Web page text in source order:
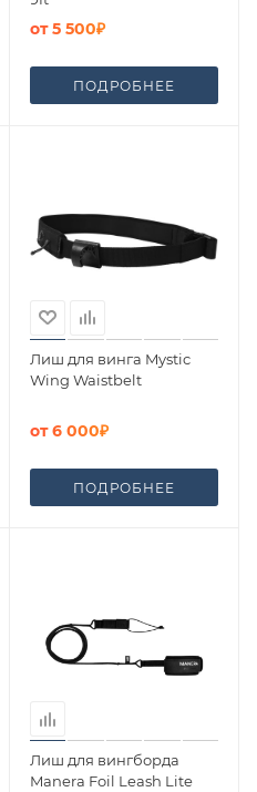
от5 500₽
ПОДРОБНЕЕ
Лиш для винга Mystic
Wing Waistbelt
от6 000₽
ПОДРОБНЕЕ
Лиш для вингборда
Manera Foil Leash Lite